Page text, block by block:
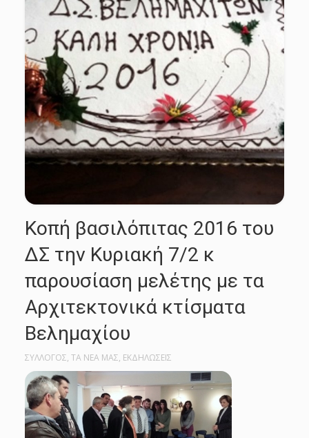
Κοπή βασιλόπιτας 2016 του
ΔΣ την Κυριακή 7/2 κ
παρουσίαση μελέτης με τα
Αρχιτεκτονικά κτίσματα
Βελημαχίου
ΣΥΛΛΟΓΟΣ, ΤΑ ΝΕΑ ΜΑΣ, ΕΚΔΗΛΩΣΕΙΣ